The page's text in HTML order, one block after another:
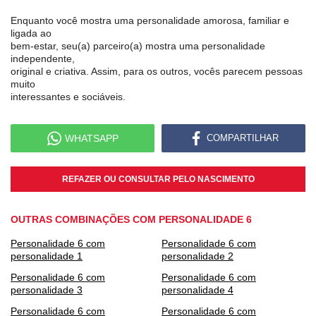
Enquanto você mostra uma personalidade amorosa, familiar e
ligada ao
bem-estar, seu(a) parceiro(a) mostra uma personalidade
independente,
original e criativa. Assim, para os outros, vocês parecem pessoas
muito
interessantes e sociáveis.
WHATSAPP COMPARTILHAR
REFAZER OU CONSULTAR PELO NASCIMENTO
OUTRAS COMBINAÇÕES COM PERSONALIDADE 6
Personalidade 6 com
personalidade 1
Personalidade 6 com
personalidade 2
Personalidade 6 com
personalidade 3
Personalidade 6 com
personalidade 4
Personalidade 6 com
Personalidade 6 com